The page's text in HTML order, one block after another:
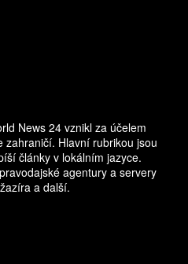
News 24 vznikl za účelem
Hlavní rubrikou jsou
články v lokálním jazyce.
agentury a servery
a další.